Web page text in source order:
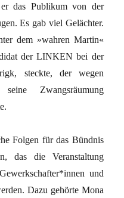
das Publikum von der
Es gab viel Gelächter.
dem »wahren Martin«
der LINKEN bei der
steckte, der wegen
Zwangsräumung
Folgen für das Bündnis
das die Veranstaltung
und
Dazu gehörte Mona